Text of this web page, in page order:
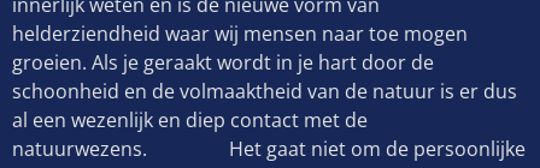
helderziendheid waar wij mensen naar toe mogen
groeien. Als je geraakt wordt in je hart door de
schoonheid en de volmaaktheid van de natuur is er dus
al een wezenlijk en diep contact met de
natuurwezens. Het gaat niet om de persoonlijke